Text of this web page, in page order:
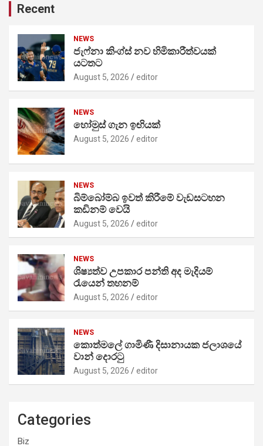
Recent
NEWS
ජැෆ්නා කිංග්ස් නව හිමිකාරීත්වයක්
යටතට
August 5, 2026 editor
NEWS
හෝමුස් ගැන ඉඟියක්
August 5, 2026 editor
NEWS
බිම්බෝම්බ ඉවත් කිරීමේ වැඩසටහන
කඩිනම් වෙයි
August 5, 2026 editor
NEWS
ශිෂ්‍යත්ව උපකාර පන්ති අද මැදියම්
රැයෙන් තහනම්
August 5, 2026 editor
NEWS
කොත්මලේ ගාමිණී දිසානායක ජලාශයේ
වාන් දොරටු
August 5, 2026 editor
Categories
Biz